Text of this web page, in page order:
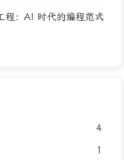
程：AI 时代的编程范式
4
1